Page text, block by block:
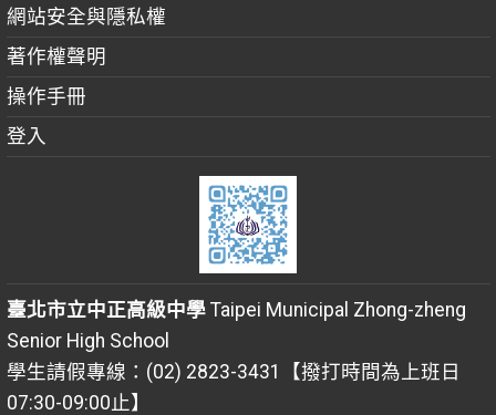
網站安全與隱私權
著作權聲明
操作手冊
登入
臺北市立中正高級中學Taipei Municipal Zhong-zheng
Senior High School
學生請假專線：(02) 2823-3431【撥打時間為上班日
07:30-09:00止】